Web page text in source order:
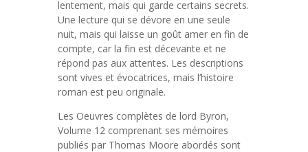
lentement, mais qui garde certains secrets.
Une lecture qui se dévore en une seule
nuit, mais qui laisse un goût amer en fin de
compte, car la fin est décevante et ne
répond pas aux attentes. Les descriptions
sont vives et évocatrices, mais l’histoire
roman est peu originale.
Les Oeuvres complètes de lord Byron,
Volume 12 comprenant ses mémoires
publiés par Thomas Moore abordés sont